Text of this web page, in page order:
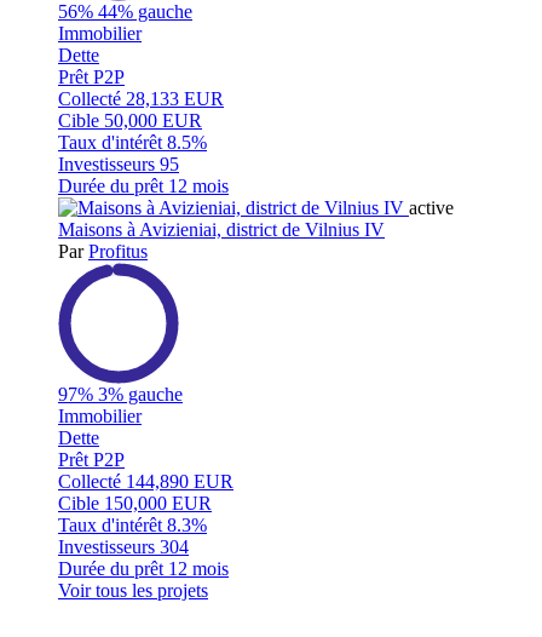
56% 44% gauche
Immobilier
Dette
Prêt P2P
Collecté 28,133 EUR
Cible 50,000 EUR
Taux d'intérêt 8.5%
Investisseurs 95
Durée du prêt 12 mois
active
Maisons à Avizieniai, district de Vilnius IV
ParProfitus
97% 3% gauche
Immobilier
Dette
Prêt P2P
Collecté 144,890 EUR
Cible 150,000 EUR
Taux d'intérêt 8.3%
Investisseurs 304
Durée du prêt 12 mois
Voir tous les projets